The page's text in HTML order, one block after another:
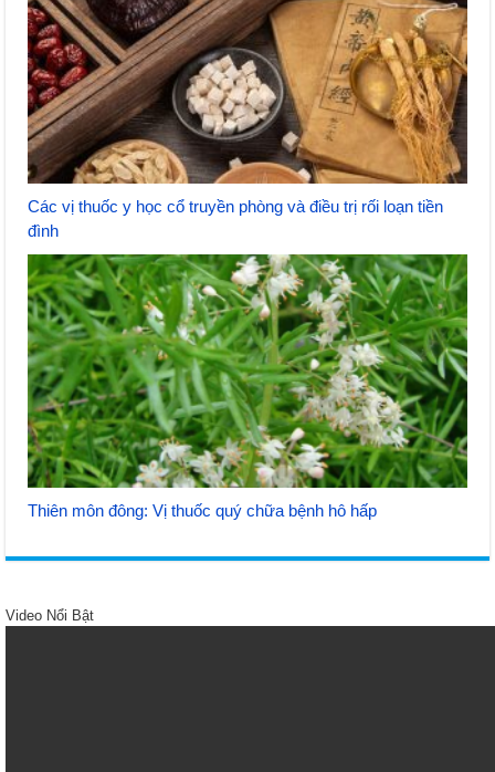
Các vị thuốc y học cổ truyền phòng và điều trị rối loạn tiền
đình
Thiên môn đông: Vị thuốc quý chữa bệnh hô hấp
Video Nổi Bật